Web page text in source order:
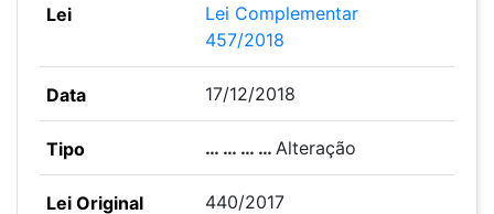
Lei Complementar
457/2018
17/12/2018
… … … …Alteração
440/2017